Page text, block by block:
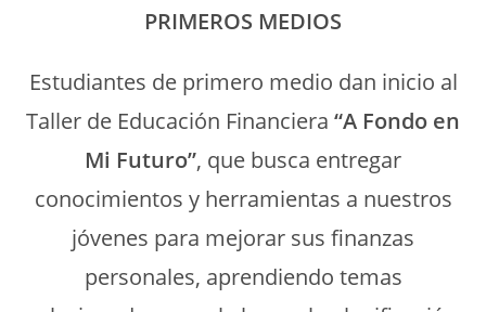
PRIMEROS MEDIOS
Estudiantes de primero medio dan inicio al
Taller de Educación Financiera “A Fondo en
Mi Futuro”, que busca entregar
conocimientos y herramientas a nuestros
jóvenes para mejorar sus finanzas
personales, aprendiendo temas